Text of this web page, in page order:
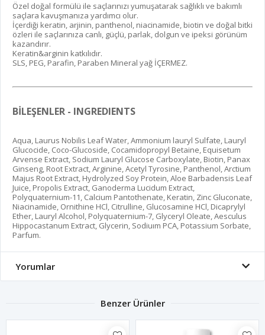
Özel doğal formülü ile saçlarınızı yumuşatarak sağlıklı ve bakımlı
saçlara kavuşmanıza yardımcı olur.
İçerdiği keratin, arjinin, panthenol, niacinamide, biotin ve doğal bitki
özleri ile saçlarınıza canlı, güçlü, parlak, dolgun ve ipeksi görünüm
kazandırır.
Keratin&arginin katkılıdır.
SLS, PEG, Parafin, Paraben Mineral yağ İÇERMEZ.
BİLEŞENLER - INGREDIENTS
Aqua, Laurus Nobilis Leaf Water, Ammonium lauryl Sulfate, Lauryl
Glucocide, Coco-Glucoside, Cocamidopropyl Betaine, Equisetum
Arvense Extract, Sodium Lauryl Glucose Carboxylate, Biotin, Panax
Ginseng, Root Extract, Arginine, Acetyl Tyrosine, Panthenol, Arctium
Majus Root Extract, Hydrolyzed Soy Protein, Aloe Barbadensis Leaf
Juice, Propolis Extract, Ganoderma Lucidum Extract,
Polyquaternium-11, Calcium Pantothenate, Keratin, Zinc Gluconate,
Niacinamide, Ornithine HCl, Citrulline, Glucosamine HCl, Dicaprylyl
Ether, Lauryl Alcohol, Polyquaternium-7, Glyceryl Oleate, Aesculus
Hippocastanum Extract, Glycerin, Sodiuım PCA, Potassium Sorbate,
Parfum.
Yorumlar
Benzer Ürünler